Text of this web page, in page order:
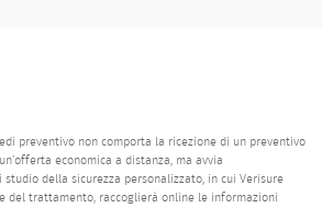
preventivo non comporta la ricezione di un preventivo
economica a distanza, ma avvia
studio della sicurezza personalizzato, in cui Verisure
del trattamento, raccoglierà online le informazioni